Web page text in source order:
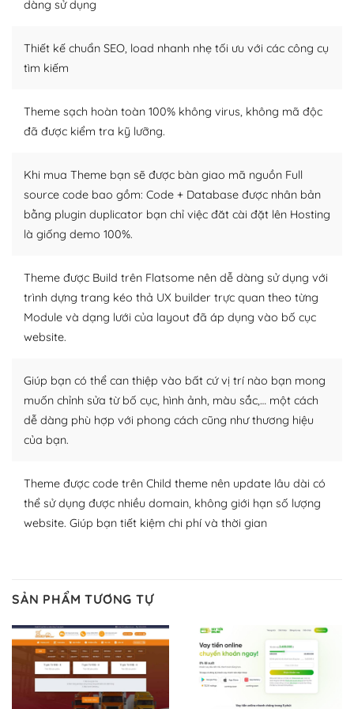
– Sở hữu một cộng đồng lớn, sẵn sàng hỗ trợ
khổng lồ được kiểm duyệt bởi các nhân viên và những
người cuồng tín WordPress.
kiếm những cộng đồng WordPress, họ sẽ giúp bạn trả
lời, giải đáp vấn đề của bạn.
Cộng đồng sử dụng WordPress sẵn sàng hỗ trợ bạn
Plugin mở rộng là thành phần cài đặt thêm vào
WordPress để tăng thêm các tính năng cần thiết. Có
nhiều plugin trả phí hoặc miễn phí.
plugin của WordPress rất phong phú. Bạn có thể thỏa
thích chọn lựa plugin và themes phù hợp cho mục đích
lập website của mình.
– Dễ sử dụng
Với mọi Hosting bất kỳ thì WordPress đều có thể dễ
Và bạn có toàn quyền tự do khi quyết định nơi lưu trữ
trang web WordPress của bạn.
Dễ dàng lựa chọn Hosting cho website WordPress
– Bảo mật cực tốt
dàng sử dụng
Thiết kế chuẩn SEO, load nhanh nhẹ tối ưu với các công cụ
tìm kiếm
Theme sạch hoàn toàn 100% không virus, không mã độc
đã được kiểm tra kỹ lưỡng.
Khi mua Theme bạn sẽ được bàn giao mã nguồn Full
source code bao gồm: Code + Database được nhân bản
bằng plugin duplicator bạn chỉ việc đăt cài đặt lên Hosting
là giống demo 100%.
Theme được Build trên Flatsome nên dễ dàng sử dụng với
trình dựng trang kéo thả UX builder trực quan theo từng
Module và dạng lưới của layout đã áp dụng vào bố cục
website.
Giúp bạn có thể can thiệp vào bất cứ vị trí nào bạn mong
muốn chỉnh sửa từ bố cục, hình ảnh, màu sắc,… một cách
dễ dàng phù hợp với phong cách cũng như thương hiệu
của bạn.
Theme được code trên Child theme nên update lâu dài có
thể sử dụng được nhiều domain, không giới hạn số lượng
website. Giúp bạn tiết kiệm chi phí và thời gian
SẢN PHẨM TƯƠNG TỰ